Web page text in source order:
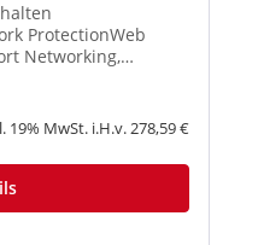
ProtectionWeb
unbegrenztes
VPN, Reporting
IPS, ATP, S...
19% MwSt. i.H.v. 278,59 €